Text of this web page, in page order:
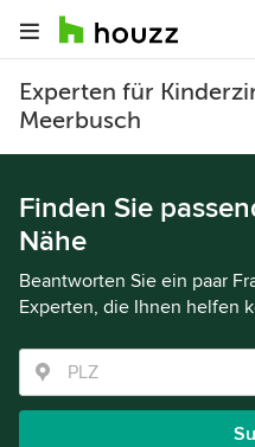
Experten für
Meerbusch
Finden Sie
Nähe
Beantworten Sie ein paar
Experten, die Ihnen helfen